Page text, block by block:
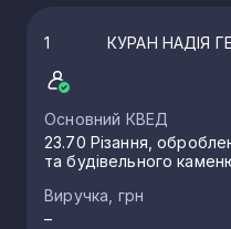
1 КУРАН НАДІЯ
Основний КВЕД
23.70 Різання,
та будівельного
Виручка, грн
–